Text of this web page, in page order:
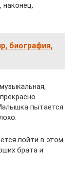
наконец,
биография,
пытается
пойти в этом
брата и